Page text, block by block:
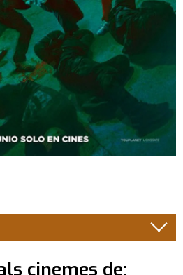
cinemes de: